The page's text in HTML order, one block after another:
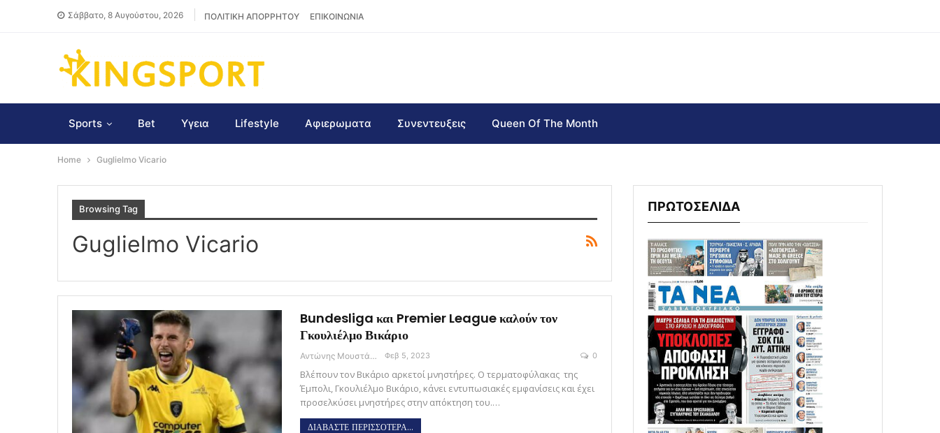
Σάββατο, 8 Αυγούστου, 2026 ΠΟΛΙΤΙΚΗ ΑΠΟΡΡΗΤΟΥ ΕΠΙΚΟΙΝΩΝΙΑ
Sports Bet Υγεια Lifestyle Αφιερωματα Συνεντευξεις Queen Of The Month
Home Guglielmo Vicario
Browsing Tag
Guglielmo Vicario
Bundesliga και Premier League καλούν τον
Γκουλιέλμο Βικάριο
Αντώνης Μουστάκας Φεβ 5, 2023 0
Βλέπουν τον Βικάριο αρκετοί μνηστήρες. Ο τερματοφύλακας της
Έμπολι, Γκουλιέλμο Βικάριο, κάνει εντυπωσιακές εμφανίσεις και έχει
προσελκύσει μνηστήρες στην απόκτηση του.…
ΔΙΑΒΑΣΤΕ ΠΕΡΙΣΣΟΤΕΡΑ...
ΠΡΩΤΟΣΕΛΙΔΑ